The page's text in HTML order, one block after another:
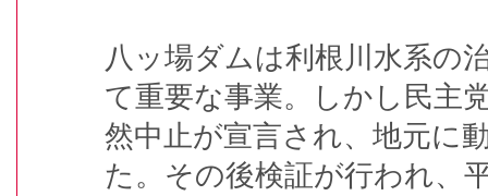
八ッ場ダムは利根川水系の
て重要な事業。しかし民主
然中止が宣言され、地元に
た。その後検証が行われ、